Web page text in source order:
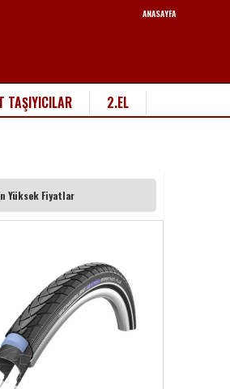
ANASAYFA
TAŞIYICILAR 2.EL
Yüksek Fiyatlar